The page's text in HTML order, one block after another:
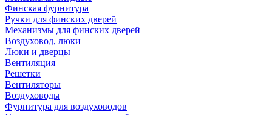
Финская фурнитура
Ручки для финских дверей
Механизмы для финских дверей
Воздуховод, люки
Люки и дверцы
Вентиляция
Решетки
Вентиляторы
Воздуховоды
Фурнитура для воздуховодов